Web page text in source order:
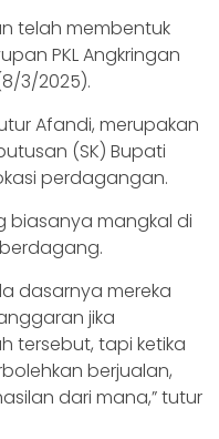
telah membentuk
PKL Angkringan
3/2025).
Afandi, merupakan
(SK) Bupati
perdagangan.
biasanya mangkal di
dasarnya mereka
jika
tersebut, tapi ketika
berjualan,
dari mana,” tutur